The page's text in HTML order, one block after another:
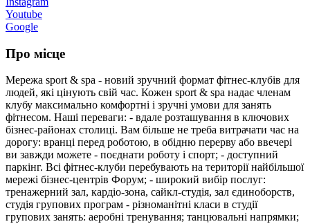
Youtube
Google
Про місце
Мережа sport & spa - новий зручний формат фітнес-клубів для
людей, які цінують свій час. Кожен sport & spa надає членам
клубу максимально комфортні і зручні умови для занять
фітнесом. Наші переваги: - вдале розташування в ключових
бізнес-районах столиці. Вам більше не треба витрачати час на
дорогу: вранці перед роботою, в обідню перерву або ввечері
ви завжди можете - поєднати роботу і спорт; - доступний
паркінг. Всі фітнес-клуби перебувають на території найбільшої
мережі бізнес-центрів Форум; - широкий вибір послуг:
тренажерний зал, кардіо-зона, сайкл-студія, зал єдиноборств,
студія групових програм - різноманітні класи в студії
групових занять: аеробні тренування; танцювальні напрямки;